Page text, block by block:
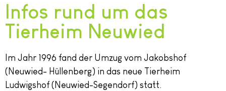
Infos rund um das
Tierheim Neuwied
Im Jahr 1996 fand der Umzug vom Jakobshof
(Neuwied- Hüllenberg) in das neue Tierheim
Ludwigshof (Neuwied-Segendorf) statt.